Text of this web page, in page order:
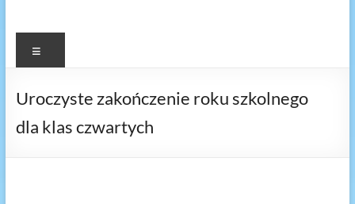
Liceum Ogólnokształcące.
św. Jadwigi Królowej w
Kielcach
Uroczyste zakończenie roku szkolnego
dla klas czwartych